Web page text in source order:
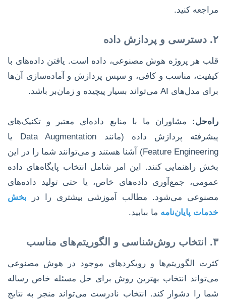
مراجعه کنید.
۲. دسترسی و پردازش داده
قلب هر پروژه هوش مصنوعی، داده است. یافتن داده‌های با
کیفیت، مناسب و کافی، و سپس پردازش و آماده‌سازی آن‌ها
برای مدل‌های AI می‌تواند بسیار پیچیده و زمان‌بر باشد.
راه‌حل: مشاوران ما با منابع داده‌ای معتبر و تکنیک‌های
پیشرفته پردازش داده (مانند Data Augmentation یا
Feature Engineering) آشنا هستند و می‌توانند شما را در این
بخش راهنمایی کنند. این امر شامل انتخاب پایگاه‌های داده
عمومی، جمع‌آوری داده‌های خاص، یا حتی تولید داده‌های
مصنوعی می‌شود. مطالب آموزشی بیشتری را در بخش
خدمات پایان‌نامه ما بیابید.
۳. انتخاب روش‌شناسی و الگوریتم‌های مناسب
کثرت الگوریتم‌ها و رویکردهای موجود در هوش مصنوعی
می‌تواند انتخاب بهترین روش برای حل مسئله خاص رساله
شما را دشوار کند. انتخاب نادرست می‌تواند منجر به نتایج